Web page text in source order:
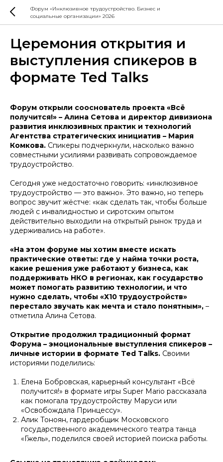
Форум «Инклюзивное трудоустройство. Бизнес и
социальные организации» 2026
Церемония открытия и
выступления спикеров в
формате Ted Talks
Форум открыли сооснователь проекта «Всё
получится!» – Алина Сетова и директор дивизиона
развития инклюзивных практик и технологий
Агентства стратегических инициатив – Мария
Комкова. Спикеры подчеркнули, насколько важно
совместными усилиями развивать сопровождаемое
трудоустройство.
Сегодня уже недостаточно говорить: «инклюзивное
трудоустройство — это важно». Это важно, но теперь
вопрос звучит жёстче: «как сделать так, чтобы больше
людей с инвалидностью и сиротским опытом
действительно выходили на открытый рынок труда и
удерживались на работе».
«На этом форуме мы хотим вместе искать
практические ответы: где у найма точки роста,
какие решения уже работают у бизнеса, как
поддерживать НКО в регионах, как государство
может помогать развитию технологии, и что
нужно сделать, чтобы «Х10 трудоустройств»
перестало звучать как мечта и стало понятным», –
отметила Алина Сетова.
Открытие продолжил традиционный формат
Форума – эмоциональные выступления спикеров –
личные истории в формате Ted Talks. Своими
историями поделились:
Елена Бобровская, карьерный консультант «Всё
получится!» в формате игры Super Mario рассказала
как помогала трудоустройству Маруси или
«Освобождала Принцессу».
Алик Тоноян, гардеробщик Московского
государственного академического театра танца
«Гжель», поделился своей историей поиска работы.